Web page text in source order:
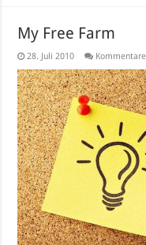
My Free Farm
28. Juli 2010